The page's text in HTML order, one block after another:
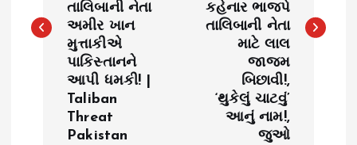
t
તાલિબાની નેતા
અમીર ખાન
મુત્તાકીએ
પાકિસ્તાનને
આપી ધમકી! |
Taliban
Threat
Pakistan
કહેનાર ભાજપે
તાલિબાની નેતા
માટે લાલ
જાજમ
બિછાવી!,
‘થુકેલું ચાટવું’
આનું નામ!,
જુઓ